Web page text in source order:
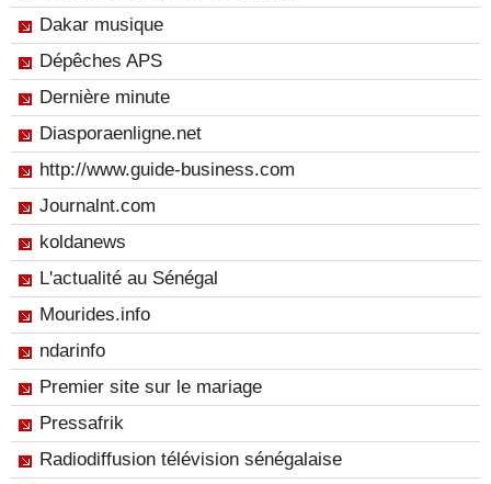
Dakar musique
Dépêches APS
Dernière minute
Diasporaenligne.net
http://www.guide-business.com
Journalnt.com
koldanews
L'actualité au Sénégal
Mourides.info
ndarinfo
Premier site sur le mariage
Pressafrik
Radiodiffusion télévision sénégalaise